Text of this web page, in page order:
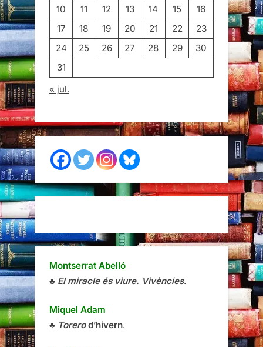
10
11 12 13 14 15
16
17
18 19 20 21 22
23
24
25 26 27 28 29
30
31
« jul.
Montserrat Abelló
♣ El miracle és viure. Vivències.
Miquel Adam
♣ Torerod’hivern.